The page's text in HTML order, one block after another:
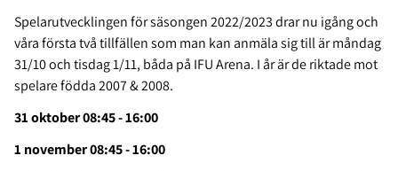
Spelarutvecklingen för säsongen 2022/2023 drar nu igång och
våra första två tillfällen som man kan anmäla sig till är måndag
31/10 och tisdag 1/11, båda på IFU Arena. I år är de riktade mot
spelare födda 2007 & 2008.
31 oktober 08:45 - 16:00
1 november 08:45 - 16:00